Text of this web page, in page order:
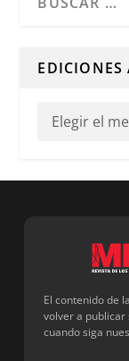
EDICIONES
El contenido de
volver a publicar
cuando siga